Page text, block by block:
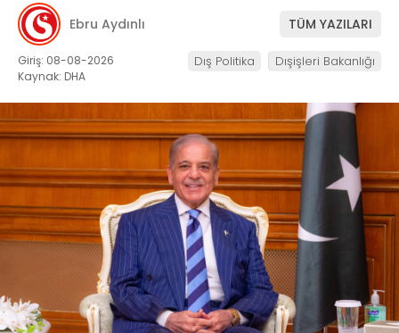
Ebru Aydınlı TÜM YAZILARI
Giriş: 08-08-2026
Kaynak: DHA
Dış Politika Dışişleri Bakanlığı